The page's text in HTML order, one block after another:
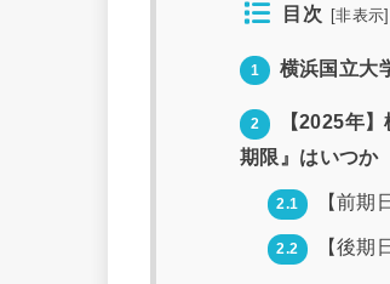
目次 [非表示
1 横浜国立大
2
【2025年
期限』はいつか
2.1 【前期
2.2 【後期